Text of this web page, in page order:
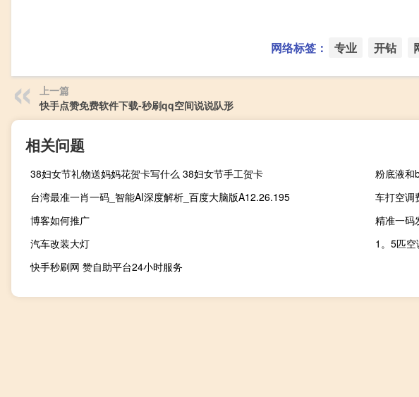
网络标签： 专业 开钻
上一篇
快手点赞免费软件下载-秒刷qq空间说说队形
相关问题
38妇女节礼物送妈妈花贺卡写什么 38妇女节手工贺卡
粉底液和
台湾最准一肖一码_智能AI深度解析_百度大脑版A12.26.195
车打空调
博客如何推广
精准一码
汽车改装大灯
1。5匹
快手秒刷网 赞自助平台24小时服务